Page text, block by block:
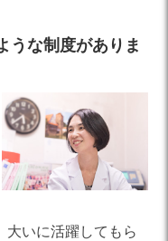
うな制度がありま
大いに活躍してもら